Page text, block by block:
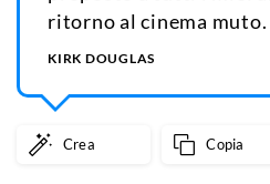
ritorno al cinema muto.
KIRK DOUGLAS
Crea Copia